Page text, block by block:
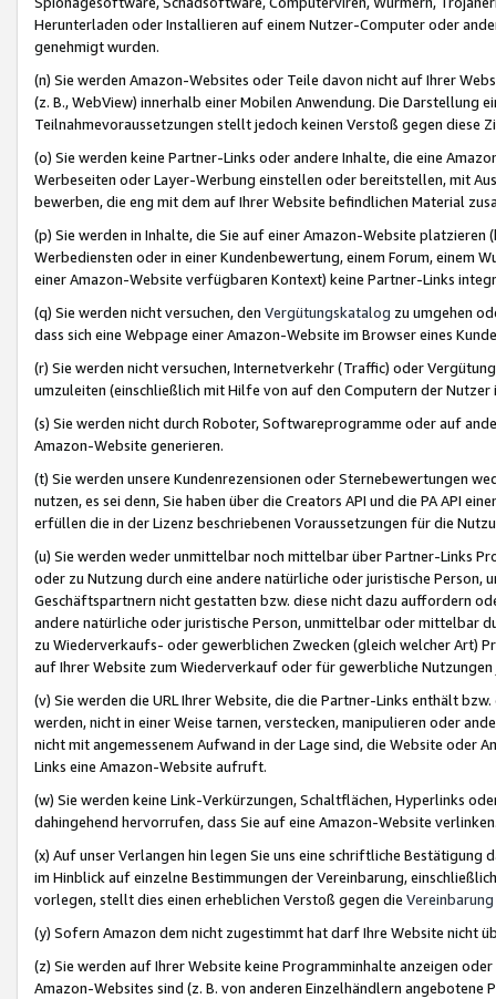
Herunterladen oder Installieren auf einem Nutzer-Computer oder
genehmigt wurden.
(n) Sie werden Amazon-Websites oder Teile davon nicht auf Ihrer
(z. B., WebView) innerhalb einer Mobilen Anwendung. Die Darstellung
Teilnahmevoraussetzungen stellt jedoch keinen Verstoß gegen diese
(o) Sie werden keine Partner-Links oder andere Inhalte, die eine
Werbeseiten oder Layer-Werbung einstellen oder bereitstellen, mit
bewerben, die eng mit dem auf Ihrer Website befindlichen Material
(p) Sie werden in Inhalte, die Sie auf einer Amazon-Website
Werbediensten oder in einer Kundenbewertung, einem Forum, einem
einer Amazon-Website verfügbaren Kontext) keine Partner-Links
(q) Sie werden nicht versuchen, den Vergütungskatalog zu umgehen
dass sich eine Webpage einer Amazon-Website im Browser eines
(r) Sie werden nicht versuchen, Internetverkehr (Traffic) oder
umzuleiten (einschließlich mit Hilfe von auf den Computern der
(s) Sie werden nicht durch Roboter, Softwareprogramme oder auf
Amazon-Website generieren.
(t) Sie werden unsere Kundenrezensionen oder Sternebewertungen
nutzen, es sei denn, Sie haben über die Creators API und die PA API
erfüllen die in der Lizenz beschriebenen Voraussetzungen für die
(u) Sie werden weder unmittelbar noch mittelbar über Partner-Links
oder zu Nutzung durch eine andere natürliche oder juristische
Geschäftspartnern nicht gestatten bzw. diese nicht dazu auffordern
andere natürliche oder juristische Person, unmittelbar oder mittelbar
zu Wiederverkaufs- oder gewerblichen Zwecken (gleich welcher Art)
auf Ihrer Website zum Wiederverkauf oder für gewerbliche
(v) Sie werden die URL Ihrer Website, die die Partner-Links enthält
werden, nicht in einer Weise tarnen, verstecken, manipulieren oder
nicht mit angemessenem Aufwand in der Lage sind, die Website oder
Links eine Amazon-Website aufruft.
(w) Sie werden keine Link-Verkürzungen, Schaltflächen, Hyperlinks
dahingehend hervorrufen, dass Sie auf eine Amazon-Website
(x) Auf unser Verlangen hin legen Sie uns eine schriftliche
im Hinblick auf einzelne Bestimmungen der Vereinbarung,
vorlegen, stellt dies einen erheblichen Verstoß gegen die Vereinbarung
(y) Sofern Amazon dem nicht zugestimmt hat darf Ihre Website nicht
(z) Sie werden auf Ihrer Website keine Programminhalte anzeigen
Amazon-Websites sind (z. B. von anderen Einzelhändlern